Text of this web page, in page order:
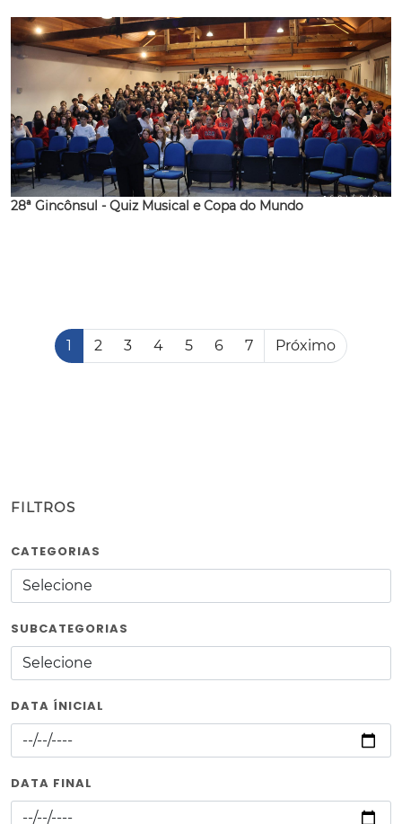
28ª Gincônsul - Quiz Musical e Copa do Mundo
1 2 3 4 5 6 7 Próximo
FILTROS
CATEGORIAS
SUBCATEGORIAS
DATA ÍNICIAL
DATA FINAL